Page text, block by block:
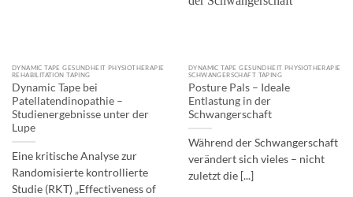
DYNAMIC TAPE GESUNDHEIT PHYSIOTHERAPIE
REHABILITATION TAPING
Dynamic Tape bei
Patellatendinopathie –
Studienergebnisse unter der
Lupe
Eine kritische Analyse zur
Randomisierte kontrollierte
Studie (RKT) „Effectiveness of
DYNAMIC TAPE GESUNDHEIT PHYSIOTHERAPIE
SCHWANGERSCHAFT TAPING
Posture Pals – Ideale
Entlastung in der
Schwangerschaft
Während der Schwangerschaft
verändert sich vieles – nicht
zuletzt die [...]